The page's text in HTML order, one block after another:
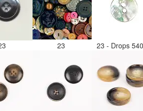
23 23 - Drops